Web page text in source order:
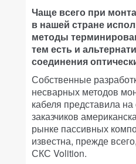
Чаще всего при
в нашей стране
методы
тем есть и
соединения
Собственные
несварных методов
кабеля представила
заказчиков
рынке пассивных
известна, прежде
СКС Volition.